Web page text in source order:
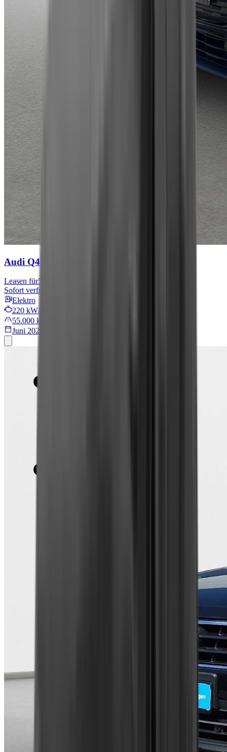
Audi Q4 e-tron
Leasen für576 € mtl.
Sofort verfügbar
Elektro
220 kW/299 PS
55.000 km
Juni 2022